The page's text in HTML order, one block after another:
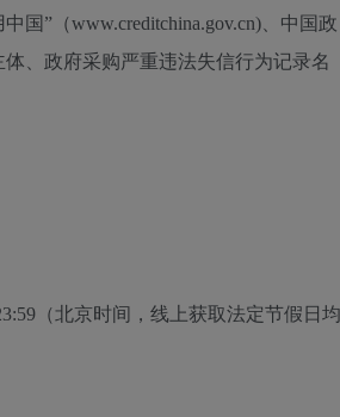
国”（www.creditchina.gov.cn)、中国政
、政府采购严重违法失信行为记录名
（北京时间，线上获取法定节假日均